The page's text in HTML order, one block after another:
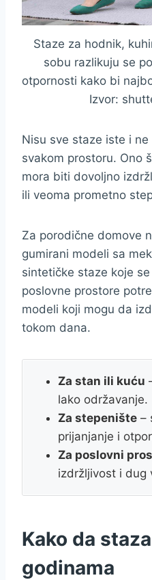
Staze za hodnik,
sobu razlikuju se
otpornosti kako bi
Izvor:
Nisu sve staze iste i
svakom prostoru. Ono
mora biti dovoljno
ili veoma prometno
Za porodične domove
gumirani modeli sa
sintetičke staze koje
poslovne prostore
modeli koji mogu da
tokom dana.
Za stan ili kuću
lako održavanje.
Za stepenište –
prijanjanje i
Za poslovni
izdržljivost i dug
Kako da
godinama